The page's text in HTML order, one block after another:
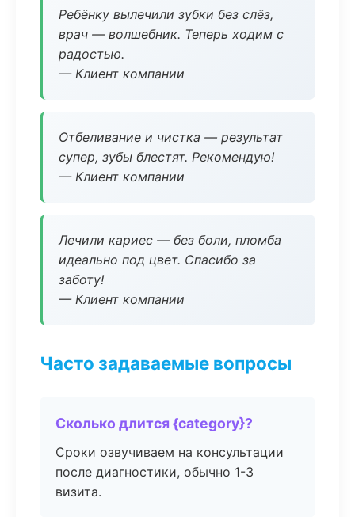
Ребёнку вылечили зубки без слёз,
врач — волшебник. Теперь ходим с
радостью.
— Клиент компании
Отбеливание и чистка — результат
супер, зубы блестят. Рекомендую!
— Клиент компании
Лечили кариес — без боли, пломба
идеально под цвет. Спасибо за
заботу!
— Клиент компании
Часто задаваемые вопросы
Сколько длится {category}?
Сроки озвучиваем на консультации
после диагностики, обычно 1-3
визита.